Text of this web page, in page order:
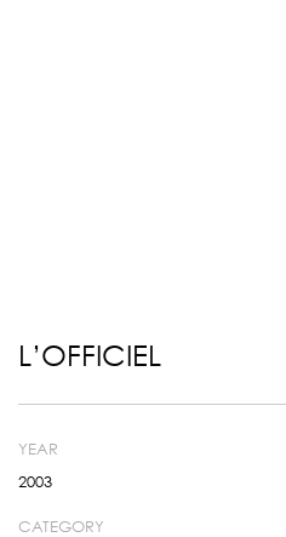
L’OFFICIEL
YEAR
2003
CATEGORY